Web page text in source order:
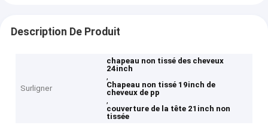
Description De Produit
Surligner
chapeau non tissé des cheveux
24inch
,
Chapeau non tissé 19inch de
cheveux de pp
,
couverture de la tête 21inch non
tissée